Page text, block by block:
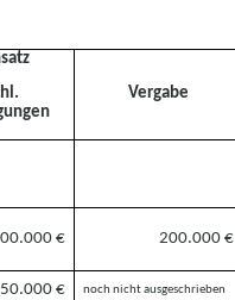
Vergabe
€ 200.000 €
€ noch nicht ausgeschrieben